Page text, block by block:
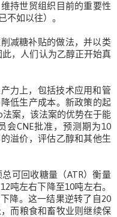
持世贸组织目前的重要性
不如以往）。
减糖补贴的做法，并以类
，人们认为乙醇正开始真
力上，包括技术应用和管
低生产成本。新政策的起
案，该法案的优势在于能
会CNE批准，预测期为10
溢价，评估乙醇和其他生
可回收糖量（ATR）衡量
吨左右下降至10吨左右。
降。这一结果逆转了自20
而粮食和畜牧业则继续保